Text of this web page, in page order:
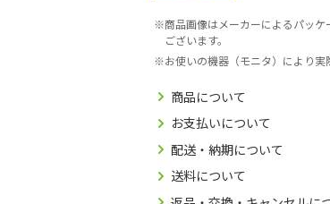
商品画像はメーカーによるパッ
ございます。
お使いの機器（モニタ）により実
商品について
お支払いについて
配送・納期について
送料について